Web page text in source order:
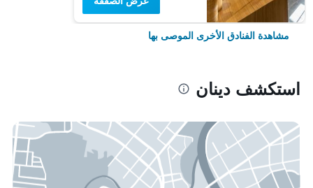
مشاهدة الفنادق الأخرى الموصى بها
استكشف دينان